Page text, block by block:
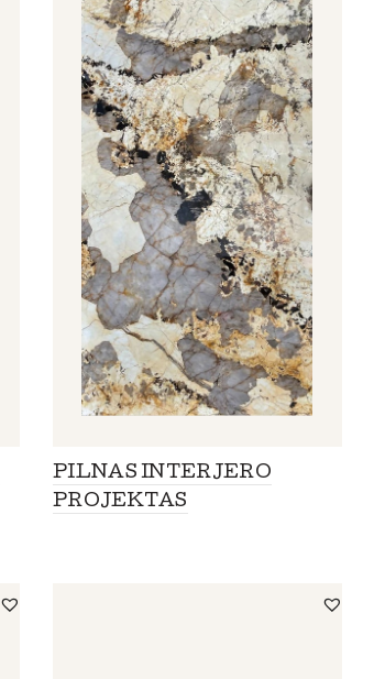
PILNAS INTERJERO
PROJEKTAS